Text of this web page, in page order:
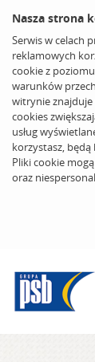
Nasza strona
Serwis w celach
reklamowych
cookie z
warunków
witrynie znajduje
cookies
usług
korzystasz,
Pliki cookie
oraz